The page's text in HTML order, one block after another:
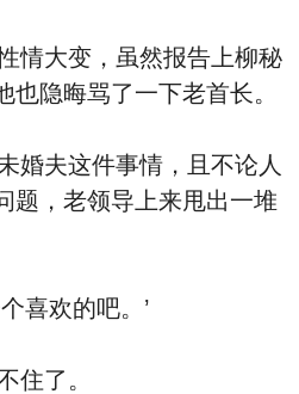
情大变，虽然报告上柳秘
隐晦骂了一下老首长。
婚夫这件事情，且不论人
题，老领导上来甩出一堆
喜欢的吧。’
住了。